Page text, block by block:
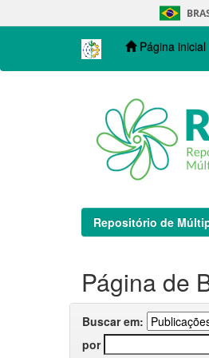
navigation
Página inicial
Repositório de
Página de
Buscar em:
por